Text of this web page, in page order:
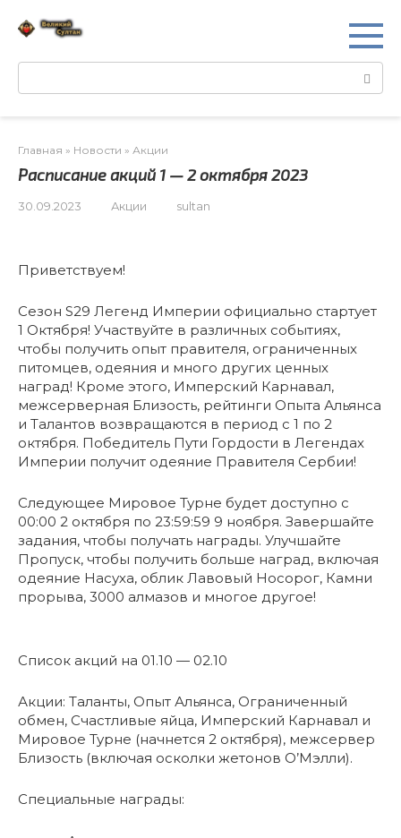
Поиск:
Главная » Новости » Акции
Расписание акций 1 — 2 октября 2023
30.09.2023 Акции sultan
Приветствуем!
Сезон S29 Легенд Империи официально стартует
1 Октября! Участвуйте в различных событиях,
чтобы получить опыт правителя, ограниченных
питомцев, одеяния и много других ценных
наград! Кроме этого, Имперский Карнавал,
межсерверная Близость, рейтинги Опыта Альянса
и Талантов возвращаются в период с 1 по 2
октября. Победитель Пути Гордости в Легендах
Империи получит одеяние Правителя Сербии!
Следующее Мировое Турне будет доступно с
00:00 2 октября по 23:59:59 9 ноября. Завершайте
задания, чтобы получать награды. Улучшайте
Пропуск, чтобы получить больше наград, включая
одеяние Насуха, облик Лавовый Носорог, Камни
прорыва, 3000 алмазов и многое другое!
Список акций на 01.10 — 02.10
Акции: Таланты, Опыт Альянса, Ограниченный
обмен, Счастливые яйца, Имперский Карнавал и
Мировое Турне (начнется 2 октября), межсервер
Близость (включая осколки жетонов О’Мэлли).
Специальные награды: